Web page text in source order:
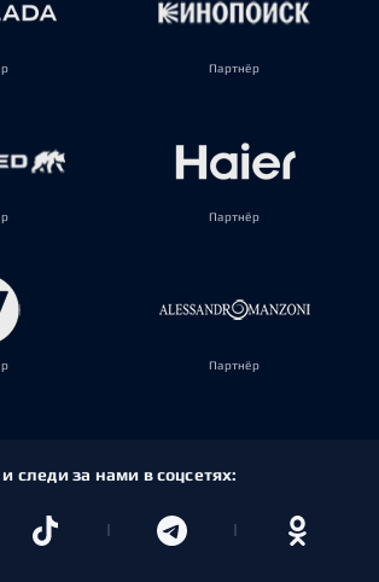
Партнёр
Партнёр
Партнёр
следи за нами в соцсетях: